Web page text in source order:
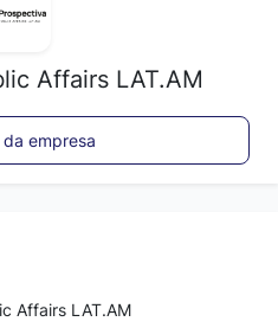
Affairs LAT.AM
empresa
Affairs LAT.AM